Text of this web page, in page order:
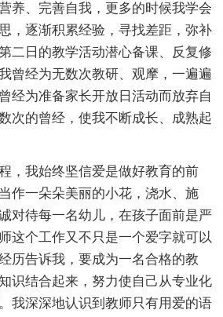
养、完善自我，更多的时候我学会
，逐渐积累经验，寻找差距，弥补
二日的教学活动潜心备课、反复修
曾经为无数次教研、观摩，一遍遍
经为准备家长开放日活动而放弃自
次的曾经，使我不断成长、成熟起
，我始终坚信爱是做好教育的前
作一朵朵美丽的小花，浇水、施
对待每一名幼儿，在孩子面前是严
这个工作又不只是一个爱字就可以
历告诉我，要成为一名合格的教
识结合起来，努力使自己从专业化
我深深地认识到教师只有用爱的语